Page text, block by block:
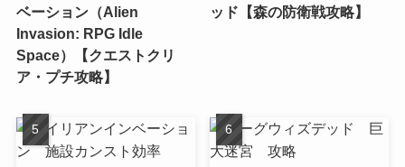
ベーション（Alien
Invasion: RPG Idle
Space）【クエストクリ
ア・プチ攻略】
ッド【森の防衛戦攻略】